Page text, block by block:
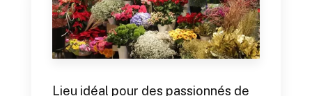
Lieu idéal pour des passionnés de